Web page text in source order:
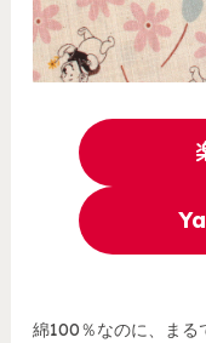
綿100％なのに、まる